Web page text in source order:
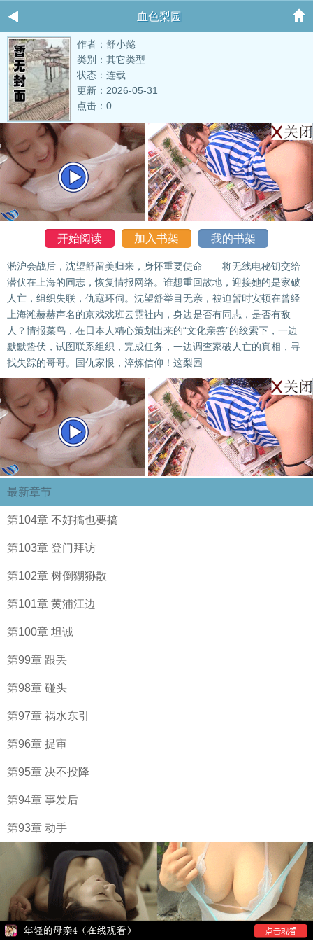
血色梨园
作者：舒小懿
类别：其它类型
状态：连载
更新：2026-05-31
点击：0
开始阅读 加入书架 我的书架
淞沪会战后，沈望舒留美归来，身怀重要使命——将无线电秘钥交给
潜伏在上海的同志，恢复情报网络。谁想重回故地，迎接她的是家破
人亡，组织失联，仇寇环伺。沈望舒举目无亲，被迫暂时安顿在曾经
上海滩赫赫声名的京戏戏班云霓社内，身边是否有同志，是否有敌
人？情报菜鸟，在日本人精心策划出来的“文化亲善”的绞索下，一边
默默蛰伏，试图联系组织，完成任务，一边调查家破人亡的真相，寻
找失踪的哥哥。国仇家恨，淬炼信仰！这梨园
最新章节
第104章 不好搞也要搞
第103章 登门拜访
第102章 树倒猢狲散
第101章 黄浦江边
第100章 坦诚
第99章 跟丢
第98章 碰头
第97章 祸水东引
第96章 提审
第95章 决不投降
第94章 事发后
第93章 动手